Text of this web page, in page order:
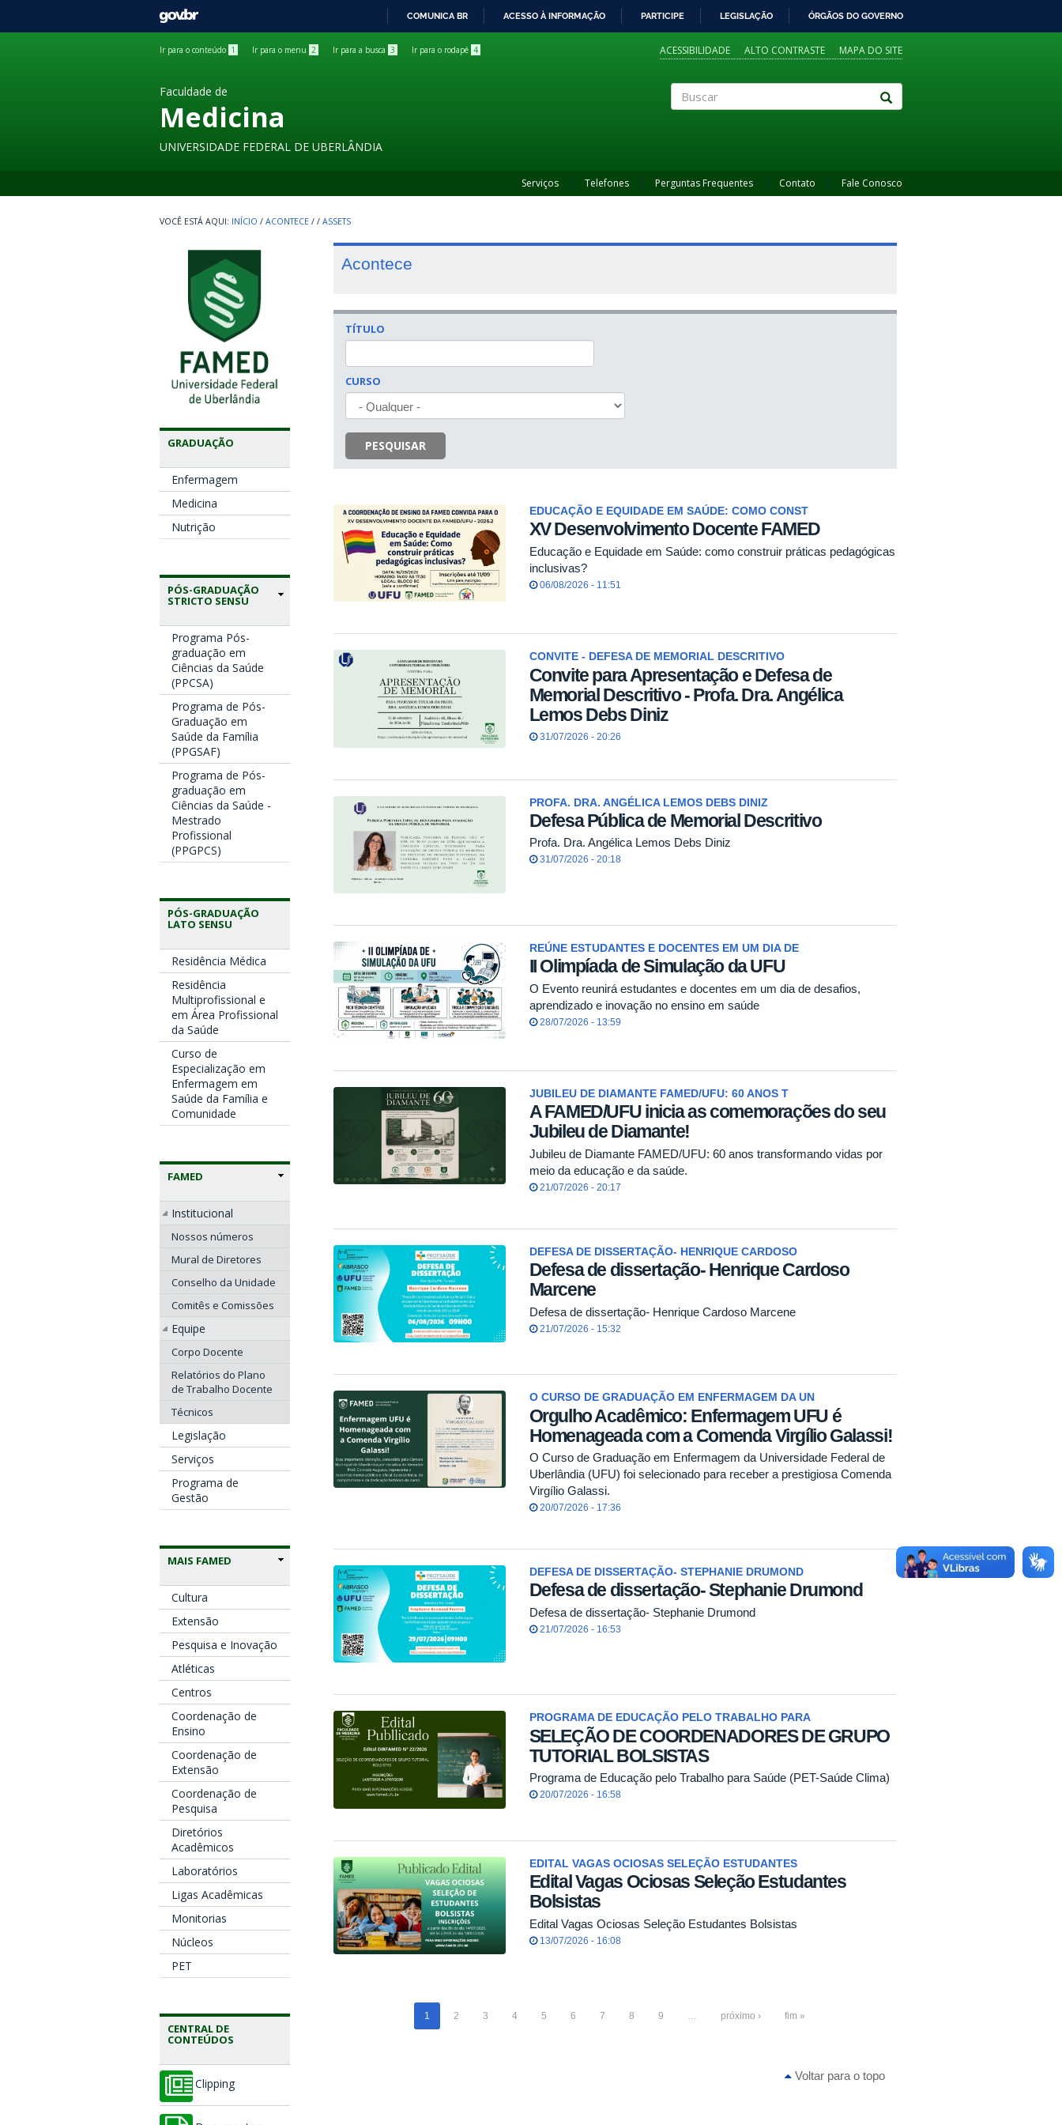
GOVBR
COMUNICA BR ACESSO À INFORMAÇÃO PARTICIPE LEGISLAÇÃO ÓRGÃOS DO GOVERNO
Ir para o conteúdo 1 Ir para o menu 2 Ir para a busca 3 Ir para o rodapé 4 ACESSIBILIDADE ALTO CONTRASTE MAPA DO SITE
Faculdade de
Medicina
UNIVERSIDADE FEDERAL DE UBERLÂNDIA
Serviços Telefones Perguntas Frequentes Contato Fale Conosco
INÍCIO / ACONTECE / / ASSETS
GRADUAÇÃO
Enfermagem
Medicina
Nutrição
PÓS-GRADUAÇÃO
STRICTO SENSU
Programa Pós-
graduação em
Ciências da Saúde
(PPCSA)
Programa de Pós-
Graduação em
Saúde da Família
(PPGSAF)
Programa de Pós-
graduação em
Ciências da Saúde -
Mestrado
Profissional
(PPGPCS)
PÓS-GRADUAÇÃO
LATO SENSU
Residência Médica
Residência
Multiprofissional e
em Área Profissional
da Saúde
Curso de
Especialização em
Enfermagem em
Saúde da Família e
Comunidade
FAMED
Institucional
Nossos números
Mural de Diretores
Conselho da Unidade
Comitês e Comissões
Equipe
Corpo Docente
Relatórios do Plano
de Trabalho Docente
Técnicos
Legislação
Serviços
Programa de
Gestão
MAIS FAMED
Cultura
Extensão
Pesquisa e Inovação
Atléticas
Centros
Coordenação de
Ensino
Coordenação de
Extensão
Coordenação de
Pesquisa
Diretórios
Acadêmicos
Laboratórios
Ligas Acadêmicas
Monitorias
Núcleos
PET
CENTRAL DE
CONTEÚDOS
Clipping
Acontece
TÍTULO
CURSO
PESQUISAR
EDUCAÇÃO E EQUIDADE EM SAÚDE: COMO CONST
XV Desenvolvimento Docente FAMED
Educação e Equidade em Saúde: como construir práticas pedagógicas
inclusivas?
06/08/2026 - 11:51
CONVITE - DEFESA DE MEMORIAL DESCRITIVO
Convite para Apresentação e Defesa de
Memorial Descritivo - Profa. Dra. Angélica
Lemos Debs Diniz
31/07/2026 - 20:26
PROFA. DRA. ANGÉLICA LEMOS DEBS DINIZ
Defesa Pública de Memorial Descritivo
Profa. Dra. Angélica Lemos Debs Diniz
31/07/2026 - 20:18
REÚNE ESTUDANTES E DOCENTES EM UM DIA DE
II Olimpíada de Simulação da UFU
O Evento reunirá estudantes e docentes em um dia de desafios,
aprendizado e inovação no ensino em saúde
28/07/2026 - 13:59
JUBILEU DE DIAMANTE FAMED/UFU: 60 ANOS T
A FAMED/UFU inicia as comemorações do seu
Jubileu de Diamante!
Jubileu de Diamante FAMED/UFU: 60 anos transformando vidas por
meio da educação e da saúde.
21/07/2026 - 20:17
DEFESA DE DISSERTAÇÃO- HENRIQUE CARDOSO
Defesa de dissertação- Henrique Cardoso
Marcene
Defesa de dissertação- Henrique Cardoso Marcene
21/07/2026 - 15:32
O CURSO DE GRADUAÇÃO EM ENFERMAGEM DA UN
Orgulho Acadêmico: Enfermagem UFU é
Homenageada com a Comenda Virgílio Galassi!
O Curso de Graduação em Enfermagem da Universidade Federal de
Uberlândia (UFU) foi selecionado para receber a prestigiosa Comenda
Virgílio Galassi.
20/07/2026 - 17:36
DEFESA DE DISSERTAÇÃO- STEPHANIE DRUMOND
Defesa de dissertação- Stephanie Drumond
Defesa de dissertação- Stephanie Drumond
21/07/2026 - 16:53
PROGRAMA DE EDUCAÇÃO PELO TRABALHO PARA
SELEÇÃO DE COORDENADORES DE GRUPO
TUTORIAL BOLSISTAS
Programa de Educação pelo Trabalho para Saúde (PET-Saúde Clima)
20/07/2026 - 16:58
EDITAL VAGAS OCIOSAS SELEÇÃO ESTUDANTES
Edital Vagas Ociosas Seleção Estudantes
Bolsistas
Edital Vagas Ociosas Seleção Estudantes Bolsistas
13/07/2026 - 16:08
1 2 3 4 5 6 7 8 9 … próximo › fim »
Voltar para o topo